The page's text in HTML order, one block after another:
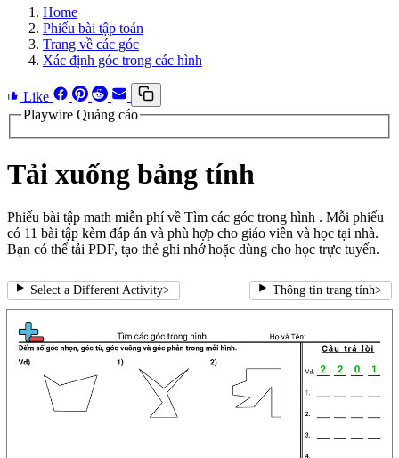
Home
Phiếu bài tập toán
Trang về các góc
Xác định góc trong các hình
Like
Playwire Quảng cáo
Tải xuống bảng tính
Phiếu bài tập math miễn phí về Tìm các góc trong hình . Mỗi phiếu
có 11 bài tập kèm đáp án và phù hợp cho giáo viên và học tại nhà.
Bạn có thể tải PDF, tạo thẻ ghi nhớ hoặc dùng cho học trực tuyến.
Select a Different Activity> Thông tin trang tính>